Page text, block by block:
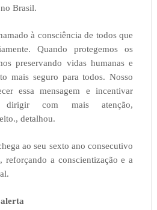
Brasil.
à consciência de todos que
Quando protegemos os
preservando vidas humanas e
mais seguro para todos. Nosso
essa mensagem e incentivar
com mais atenção,
detalhou.
ao seu sexto ano consecutivo
reforçando a conscientização e a